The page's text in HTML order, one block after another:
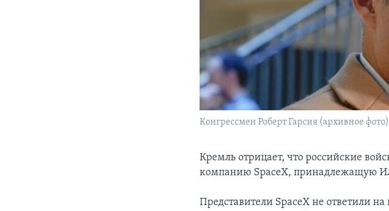
Конгрессмен Роберт Гарсия (архивное фото)
Кремль отрицает, что российские
компанию SpaceX, принадлежащую
Представители SpaceX не ответили